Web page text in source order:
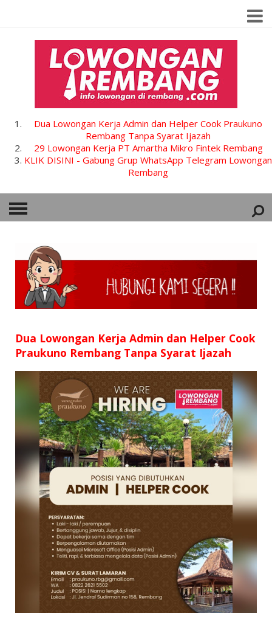
Dua Lowongan Kerja Admin dan Helper Cook Praukuno
Rembang Tanpa Syarat Ijazah
29 Lowongan Kerja PT Amartha Mikro Fintek Rembang
KLIK DISINI - Gabung Grup WhatsApp Telegram Lowongan
Rembang
HOME
SMP
D3
SURAT LAMARAN
RIWAYAT HIDUP
Dua Lowongan Kerja Admin dan Helper Cook
Praukuno Rembang Tanpa Syarat Ijazah